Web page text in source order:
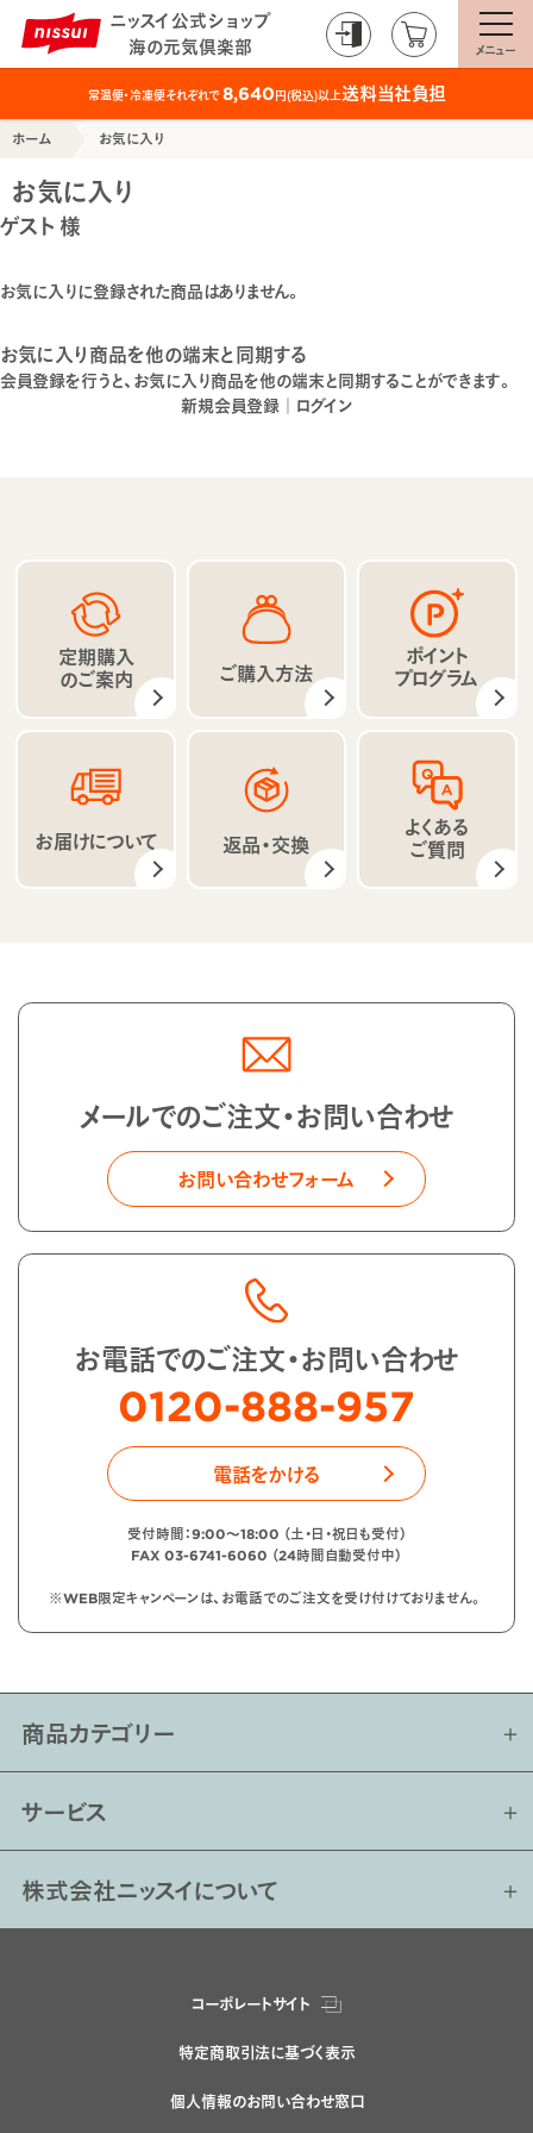
ニッスイ公式ショップ
海の元気倶楽部
メニュー
常温便・冷凍便それぞれで8,640円(税込)以上送料当社負担
ホーム お気に入り
お気に入り
ゲスト 様
お気に入りに登録された商品はありません。
お気に入り商品を他の端末と同期する
会員登録を行うと、お気に入り商品を他の端末と同期することができます。
新規会員登録 ｜ ログイン
定期購入
のご案内 ご購入方法
ポイント
プログラム
お届けについて 返品・交換
よくある
ご質問
メールでのご注文・お問い合わせ
お問い合わせフォーム
お電話でのご注文・お問い合わせ
0120-888-957
電話をかける
受付時間：9:00〜18:00 （土・日・祝日も受付）
FAX 03-6741-6060 （24時間自動受付中）
※WEB限定キャンペーンは、お電話でのご注文を受け付けておりません。
商品カテゴリー
サービス
株式会社ニッスイについて
コーポレートサイト
特定商取引法に基づく表示
個人情報のお問い合わせ窓口